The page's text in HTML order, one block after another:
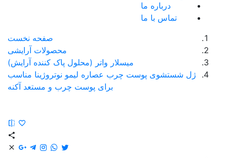
درباره ما
تماس با ما
صفحه نخست
محصولات آرایشی
میسلار واتر (محلول پاک کننده آرایش)
ژل شستشوی پوست چرب عصاره لیمو نوتروژینا مناسب
برای پوست چرب و مستعد آکنه